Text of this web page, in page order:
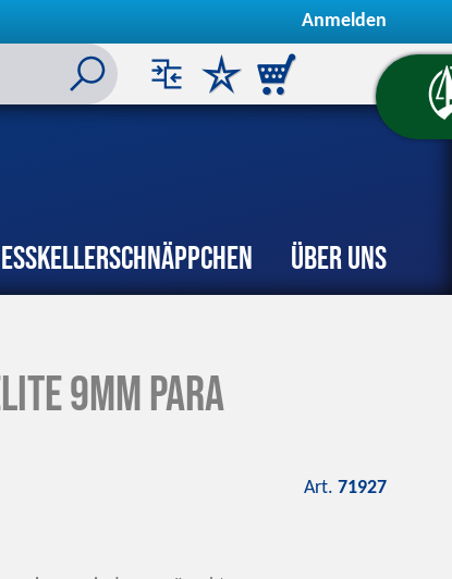
Anmelden
Schnäppchen Über uns
9mm para
Art. 71927